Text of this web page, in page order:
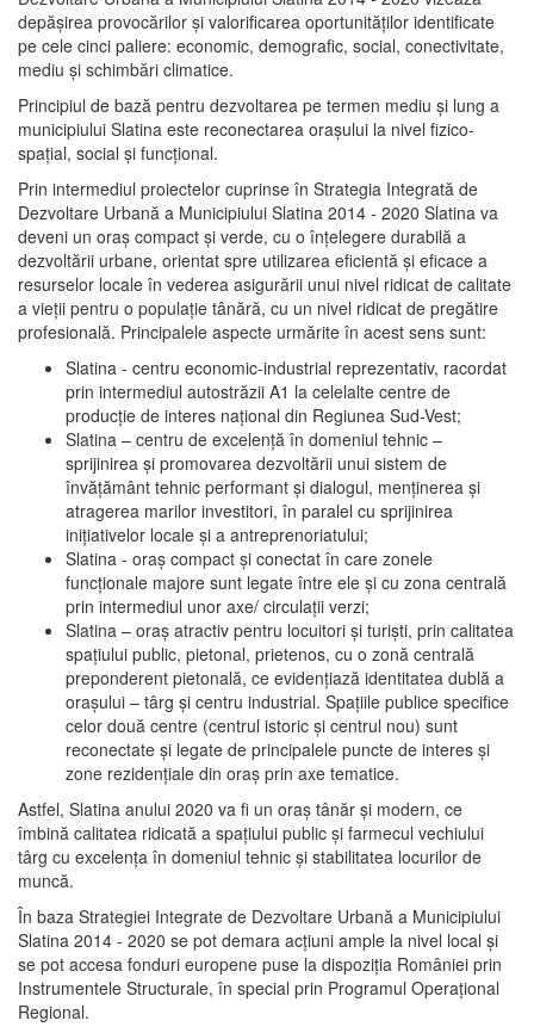
depășirea provocărilor şi valorificarea oportunităţilor identificate
pe cele cinci paliere: economic, demografic, social, conectivitate,
mediu şi schimbări climatice.
Principiul de bază pentru dezvoltarea pe termen mediu şi lung a
municipiului Slatina este reconectarea oraşului la nivel fizico-
spaţial, social şi funcţional.
Prin intermediul proiectelor cuprinse în Strategia Integrată de
Dezvoltare Urbană a Municipiului Slatina 2014 - 2020 Slatina va
deveni un oraş compact şi verde, cu o înţelegere durabilă a
dezvoltării urbane, orientat spre utilizarea eficientă şi eficace a
resurselor locale în vederea asigurării unui nivel ridicat de calitate
a vieţii pentru o populaţie tânără, cu un nivel ridicat de pregătire
profesională. Principalele aspecte urmărite în acest sens sunt:
Slatina - centru economic-industrial reprezentativ, racordat
prin intermediul autostrăzii A1 la celelalte centre de
producţie de interes naţional din Regiunea Sud-Vest;
Slatina – centru de excelenţă în domeniul tehnic –
sprijinirea şi promovarea dezvoltării unui sistem de
învăţământ tehnic performant şi dialogul, menţinerea şi
atragerea marilor investitori, în paralel cu sprijinirea
iniţiativelor locale şi a antreprenoriatului;
Slatina - oraş compact şi conectat în care zonele
funcţionale majore sunt legate între ele şi cu zona centrală
prin intermediul unor axe/ circulații verzi;
Slatina – oraş atractiv pentru locuitori şi turişti, prin calitatea
spaţiului public, pietonal, prietenos, cu o zonă centrală
preponderent pietonală, ce evidenţiază identitatea dublă a
oraşului – târg şi centru industrial. Spaţiile publice specifice
celor două centre (centrul istoric şi centrul nou) sunt
reconectate şi legate de principalele puncte de interes şi
zone rezidenţiale din oraş prin axe tematice.
Astfel, Slatina anului 2020 va fi un oraş tânăr şi modern, ce
îmbină calitatea ridicată a spaţiului public şi farmecul vechiului
târg cu excelenţa în domeniul tehnic şi stabilitatea locurilor de
muncă.
În baza Strategiei Integrate de Dezvoltare Urbană a Municipiului
Slatina 2014 - 2020 se pot demara acţiuni ample la nivel local şi
se pot accesa fonduri europene puse la dispoziţia României prin
Instrumentele Structurale, în special prin Programul Operațional
Regional.